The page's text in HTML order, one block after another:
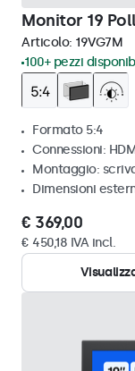
Monitor 19
Articolo: 19VG7M
100+ pezzi
Formato 5:4
Connessioni:
Montaggio:
Dimensioni
€ 369,00
€ 450,18 IVA incl.